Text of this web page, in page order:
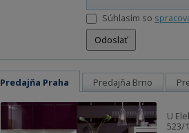
Súhlasím so
Predajňa Praha Predajňa Brno
U
523/